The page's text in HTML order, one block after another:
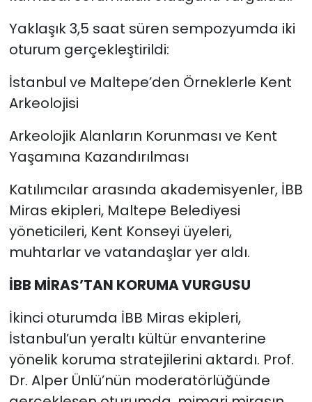
Yaklaşık 3,5 saat süren sempozyumda iki
oturum gerçekleştirildi:
İstanbul ve Maltepe’den Örneklerle Kent
Arkeolojisi
Arkeolojik Alanların Korunması ve Kent
Yaşamına Kazandırılması
Katılımcılar arasında akademisyenler, İBB
Miras ekipleri, Maltepe Belediyesi
yöneticileri, Kent Konseyi üyeleri,
muhtarlar ve vatandaşlar yer aldı.
İBB MİRAS’TAN KORUMA VURGUSU
İkinci oturumda İBB Miras ekipleri,
İstanbul’un yeraltı kültür envanterine
yönelik koruma stratejilerini aktardı. Prof.
Dr. Alper Ünlü’nün moderatörlüğünde